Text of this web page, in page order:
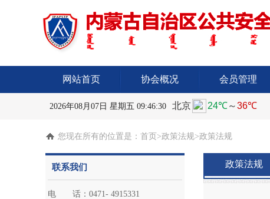
网站首页 协会概况 会员管理
2026年08月07日 星期五 09:46:30
您现在所有的位置是： 首页 >政策法规>政策法规
联系我们
电 话：0471- 4915331
政策法规